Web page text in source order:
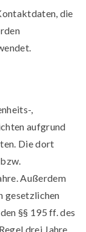
die
,
aufgrund
Die dort
Außerdem
gesetzlichen
§§ 195 ff. des
drei Jahre,